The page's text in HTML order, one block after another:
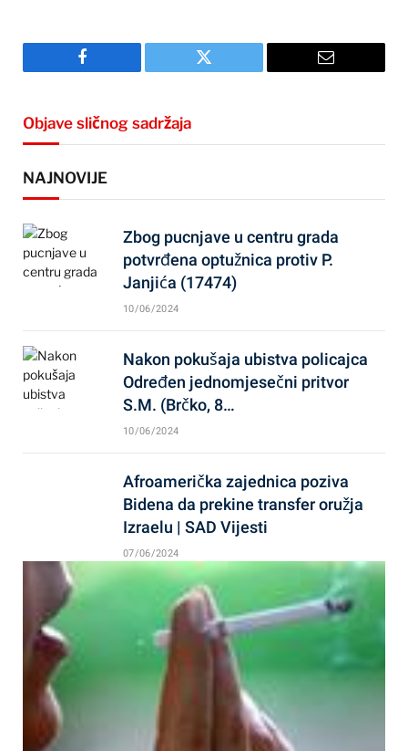
Facebook Twitter Email
Objave sličnog sadržaja
NAJNOVIJE
Zbog pucnjave u centru grada
potvrđena optužnica protiv P.
Janjića (17474)
10/06/2024
Nakon pokušaja ubistva policajca
Određen jednomjesečni pritvor
S.M. (Brčko, 8…
10/06/2024
Afroamerička zajednica poziva
Bidena da prekine transfer oružja
Izraelu | SAD Vijesti
07/06/2024